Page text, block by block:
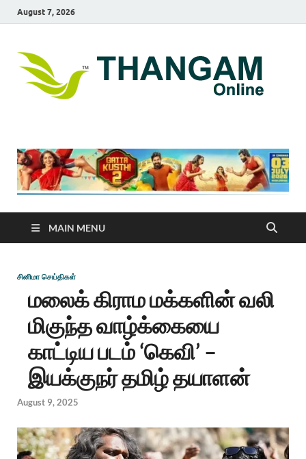
August 7, 2026
MAIN MENU
சினிமா செய்திகள்
மலைக் கிராம மக்களின் வலி
மிகுந்த வாழ்க்கையை
காட்டிய படம் ‘கெவி’ –
இயக்குநர் தமிழ் தயாளன்
August 9, 2025